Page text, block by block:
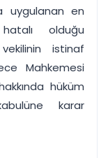
uygulanan en
olduğu
istinaf
Mahkemesi
hüküm
karar